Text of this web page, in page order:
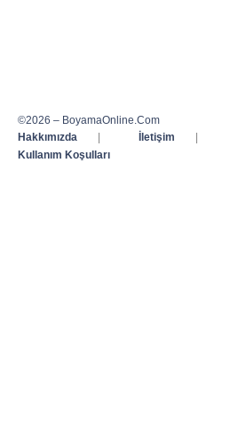
©2026 – BoyamaOnline.Com
Hakkımızda
| İletişim |
Kullanım Koşulları